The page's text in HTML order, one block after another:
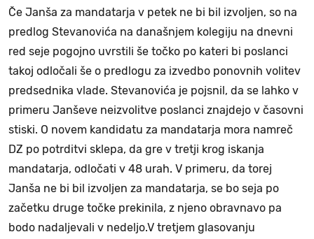
Če Janša za mandatarja v petek ne bi bil izvoljen, so na
predlog Stevanovića na današnjem kolegiju na dnevni
red seje pogojno uvrstili še točko po kateri bi poslanci
takoj odločali še o predlogu za izvedbo ponovnih volitev
predsednika vlade. Stevanovića je pojsnil, da se lahko v
primeru Janševe neizvolitve poslanci znajdejo v časovni
stiski. O novem kandidatu za mandatarja mora namreč
DZ po potrditvi sklepa, da gre v tretji krog iskanja
mandatarja, odločati v 48 urah. V primeru, da torej
Janša ne bi bil izvoljen za mandatarja, se bo seja po
začetku druge točke prekinila, z njeno obravnavo pa
bodo nadaljevali v nedeljo.V tretjem glasovanju